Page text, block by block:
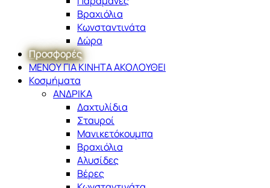
Βραχιόλια
Κωνσταντινάτα
Δώρα
Προσφορές
ΜΕΝΟΥ ΓΙΑ ΚΙΝΗΤΑ ΑΚΟΛΟΥΘΕΙ
Κοσμήματα
ΑΝΔΡΙΚΑ
Δαχτυλίδια
Σταυροί
Μανικετόκουμπα
Βραχιόλια
Αλυσίδες
Βέρες